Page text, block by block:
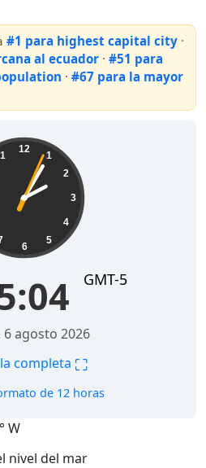
#1 para highest capital city ·
al ecuador · #51 para
· #67 para la mayor
12
1
2
3
4
5
6
GMT-5
6 agosto 2026
completa ⛶
de 12 horas
W
nivel del mar